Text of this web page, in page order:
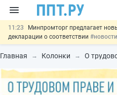
11:23
Минпромторг предлагает
декларации о соответствии #новости
10:09 Риск атак БПЛА можно
#новости
#новости
05.08 Обновили сообщения НПФ о
сбережений#новости
Главная Колонки О